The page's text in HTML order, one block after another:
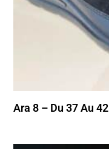
Ara 8 – Du 37 Au 42